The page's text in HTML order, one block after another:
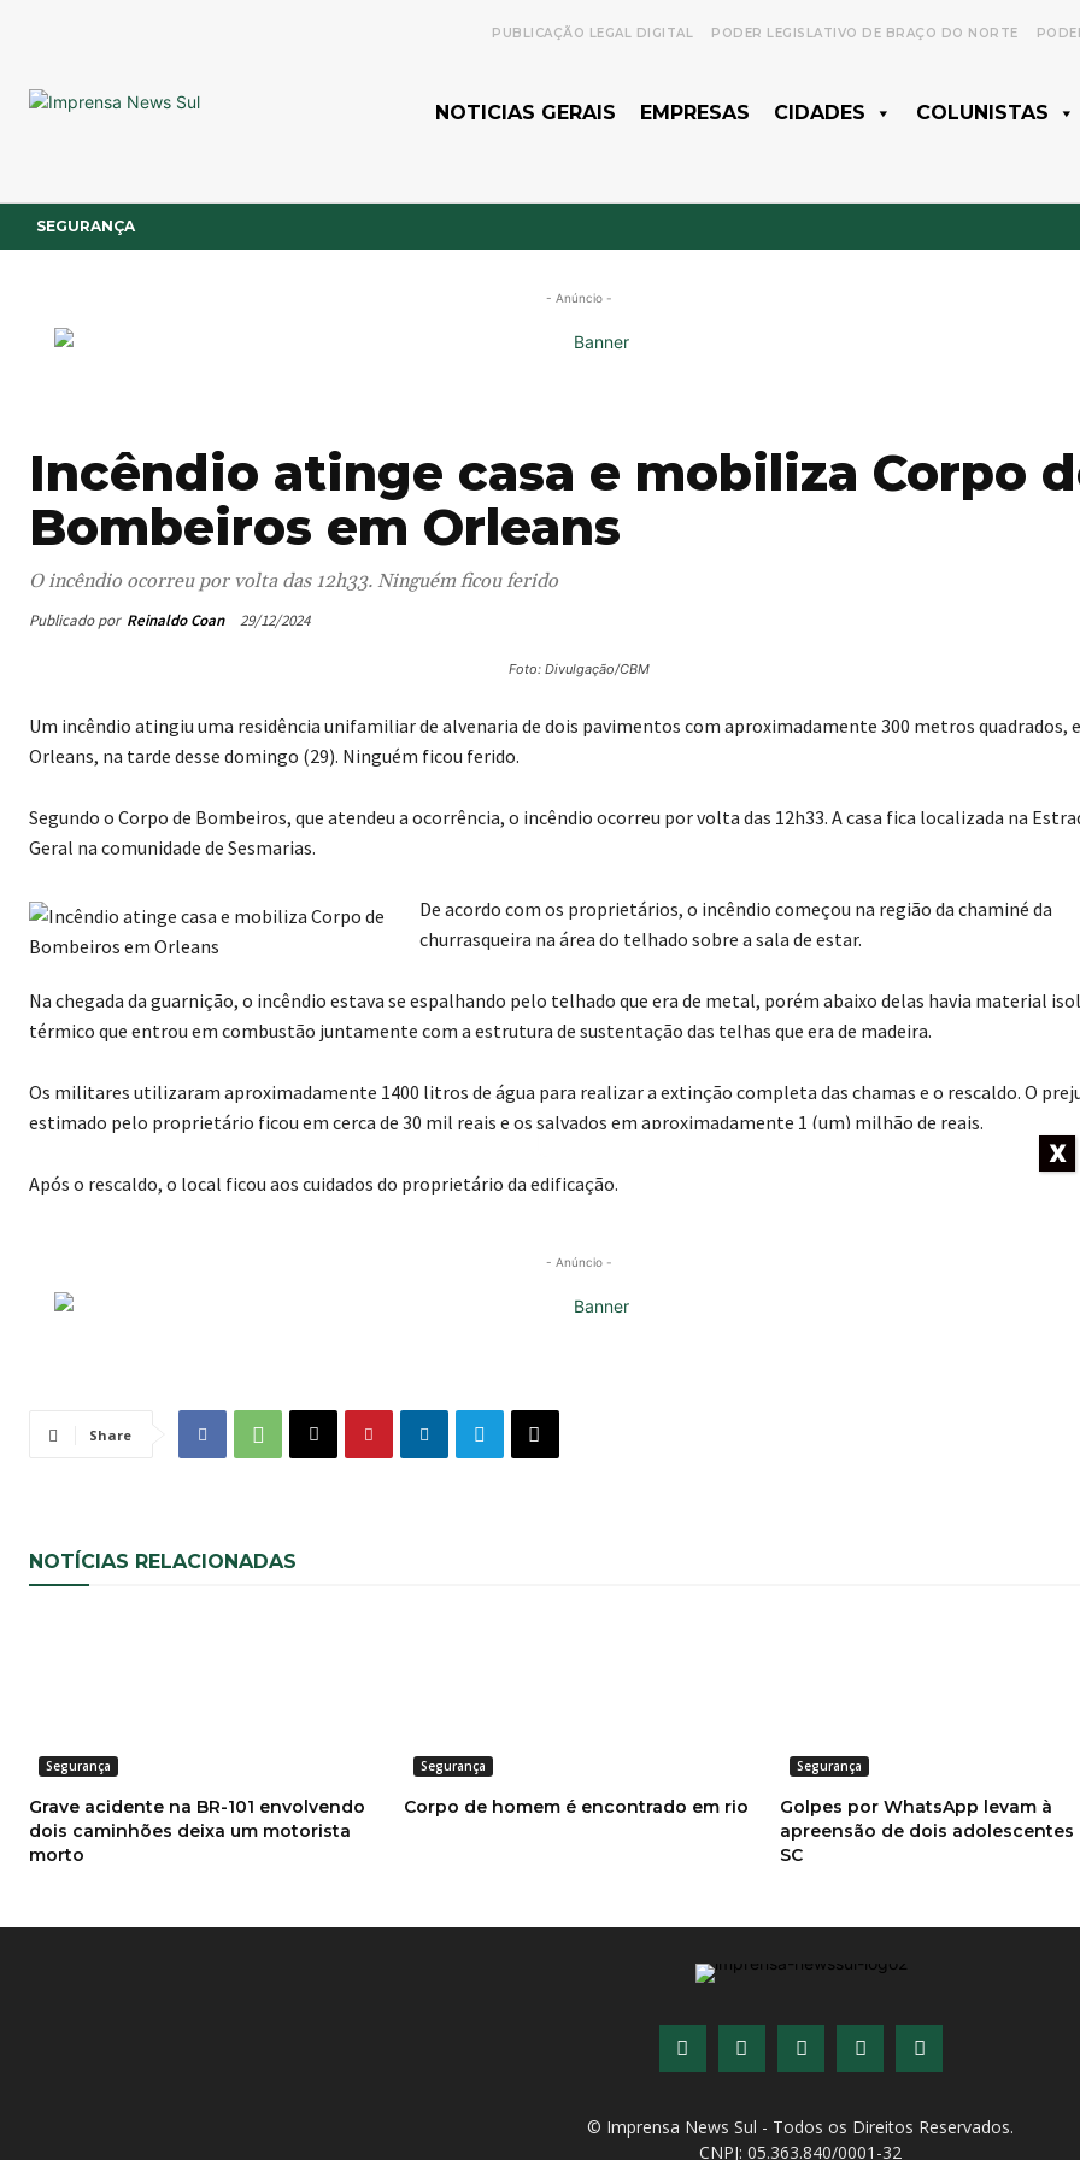
PUBLICAÇÃO LEGAL DIGITAL PODER LEGISLATIVO DE BRAÇO DO NORTE
NOTICIAS GERAIS EMPRESAS CIDADES COLUNISTAS
SEGURANÇA
- Anúncio -
Incêndio atinge casa e mobiliza Corpo
Bombeiros em Orleans
O incêndio ocorreu por volta das 12h33. Ninguém ficou ferido
Publicado por Reinaldo Coan 29/12/2024
Foto: Divulgação/CBM
Um incêndio atingiu uma residência unifamiliar de alvenaria de dois pavimentos com aproximadamente 300 metros quadrados,
Orleans, na tarde desse domingo (29). Ninguém ficou ferido.
Segundo o Corpo de Bombeiros, que atendeu a ocorrência, o incêndio ocorreu por volta das 12h33. A casa fica localizada na
Geral na comunidade de Sesmarias.
De acordo com os proprietários, o incêndio começou na região da chaminé da
churrasqueira na área do telhado sobre a sala de estar.
Na chegada da guarnição, o incêndio estava se espalhando pelo telhado que era de metal, porém abaixo delas havia material
térmico que entrou em combustão juntamente com a estrutura de sustentação das telhas que era de madeira.
Os militares utilizaram aproximadamente 1400 litros de água para realizar a extinção completa das chamas e o rescaldo. O
estimado pelo proprietário ficou em cerca de 30 mil reais e os salvados em aproximadamente 1 (um) milhão de reais.
Após o rescaldo, o local ficou aos cuidados do proprietário da edificação.
- Anúncio -
Share
NOTÍCIAS RELACIONADAS
Segurança
Grave acidente na BR-101 envolvendo
dois caminhões deixa um motorista
morto
Segurança
Corpo de homem é encontrado em rio
Segurança
Golpes por WhatsApp levam à
apreensão de dois adolescentes
SC
© Imprensa News Sul - Todos os Direitos Reservados.
CNPJ: 05.363.840/0001-32
X